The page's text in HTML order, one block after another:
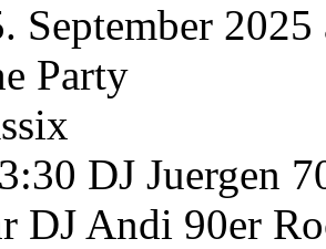
September
Party
DJ Juergen
DJ Andi 90er